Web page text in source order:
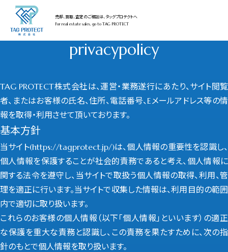
売却、買取、査定のご相談は、タッグプロテクトへ
For real estate sales, go to TAG PROTECT
privacypolicy
TAG PROTECT株式会社は、運営・業務遂行にあたり、サイト閲覧
者、またはお客様の氏名、住所、電話番号、Eメールアドレス等の情
報を取得・利用させて頂いております。
基本方針
当サイト(https://tagprotect.jp/)は、個人情報の重要性を認識し、
個人情報を保護することが社会的責務であると考え、個人情報に
関する法令を遵守し、当サイトで取扱う個人情報の取得、利用、管
理を適正に行います。当サイトで収集した情報は、利用目的の範囲
内で適切に取り扱います。
これらのお客様の個人情報（以下「個人情報」といいます）の適正
な保護を重大な責務と認識し、この責務を果たすために、次の指
針のもとで個人情報を取り扱います。